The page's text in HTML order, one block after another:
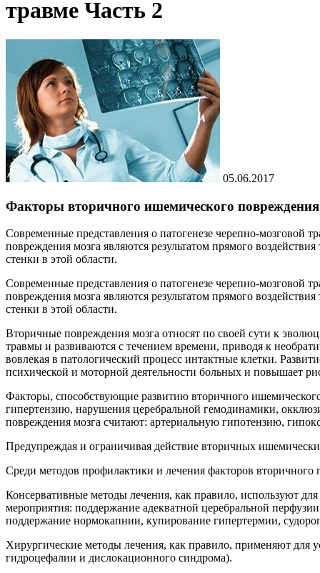
травме Часть 2
05.06.2017
Факторы вторичного ишемического
Современные представления о патогенезе черепно-
повреждения мозга являются результатом прямого
стенки в этой области.
Современные представления о патогенезе черепно-
повреждения мозга являются результатом прямого
стенки в этой области.
Вторичные повреждения мозга относят по своей сути к
травмы и развиваются с течением времени, приводя к
вовлекая в патологический процесс интактные клетки.
психической и моторной деятельности больных и повышает
Факторы, способствующие развитию вторичного
гипертензию, нарушения церебральной гемодинамики,
повреждения мозга считают: артериальную гипотензию,
Предупреждая и ограничивая действие вторичных
Среди методов профилактики и лечения факторов
Консервативные методы лечения, как правило, используют
мероприятия: поддержание адекватной церебральной
поддержание нормокапнии, купирование гипертермии,
Хирургические методы лечения, как правило, применяют для
гидроцефалии и дислокационного синдрома).